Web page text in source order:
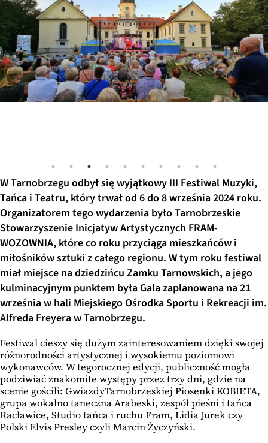
W Tarnobrzegu odbył się wyjątkowy III Festiwal Muzyki,
Tańca i Teatru, który trwał od 6 do 8 września 2024 roku.
Organizatorem tego wydarzenia było Tarnobrzeskie
Stowarzyszenie Inicjatyw Artystycznych FRAM-
WOZOWNIA, które co roku przyciąga mieszkańców i
miłośników sztuki z całego regionu. W tym roku festiwal
miał miejsce na dziedzińcu Zamku Tarnowskich, a jego
kulminacyjnym punktem była Gala zaplanowana na 21
września w hali Miejskiego Ośrodka Sportu i Rekreacji im.
Alfreda Freyera w Tarnobrzegu.
Festiwal cieszy się dużym zainteresowaniem dzięki swojej
różnorodności artystycznej i wysokiemu poziomowi
wykonawców. W tegorocznej edycji, publiczność mogła
podziwiać znakomite występy przez trzy dni, gdzie na
scenie gościli: GwiazdyTarnobrzeskiej Piosenki KOBIETA,
grupa wokalno taneczna Arabeski, zespół pieśni i tańca
Racławice, Studio tańca i ruchu Fram, Lidia Jurek czy
Polski Elvis Presley czyli Marcin Życzyński.